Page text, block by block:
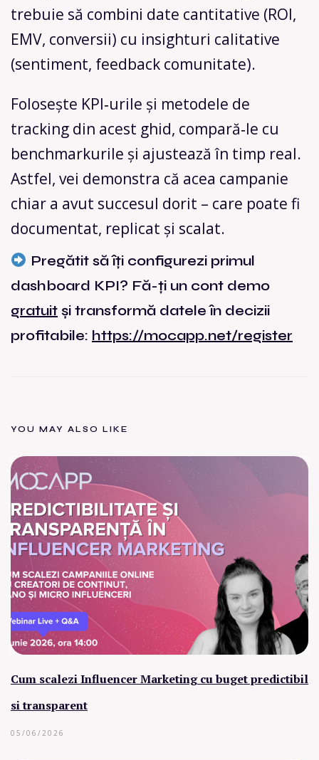
trebuie să combini date cantitative (ROI,
EMV, conversii) cu insighturi calitative
(sentiment, feedback comunitate).
Folosește KPI‑urile și metodele de
tracking din acest ghid, compară‑le cu
benchmarkurile și ajustează în timp real.
Astfel, vei demonstra că acea campanie
chiar a avut succesul dorit – care poate fi
documentat, replicat și scalat.
Pregătit să îți configurezi primul
dashboard KPI? Fă-ți un cont demo
gratuit și transformă datele în decizii
profitabile: https://mocapp.net/register
YOU MAY ALSO LIKE
Cum scalezi Influencer Marketing cu buget predictibil
si transparent
05/06/2026